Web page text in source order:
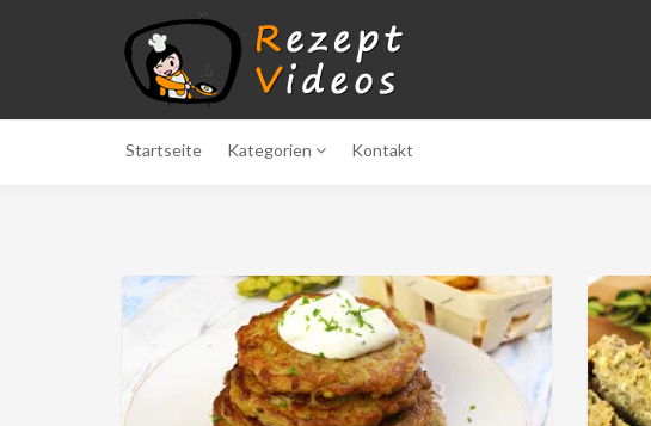
Startseite Kategorien Kontakt